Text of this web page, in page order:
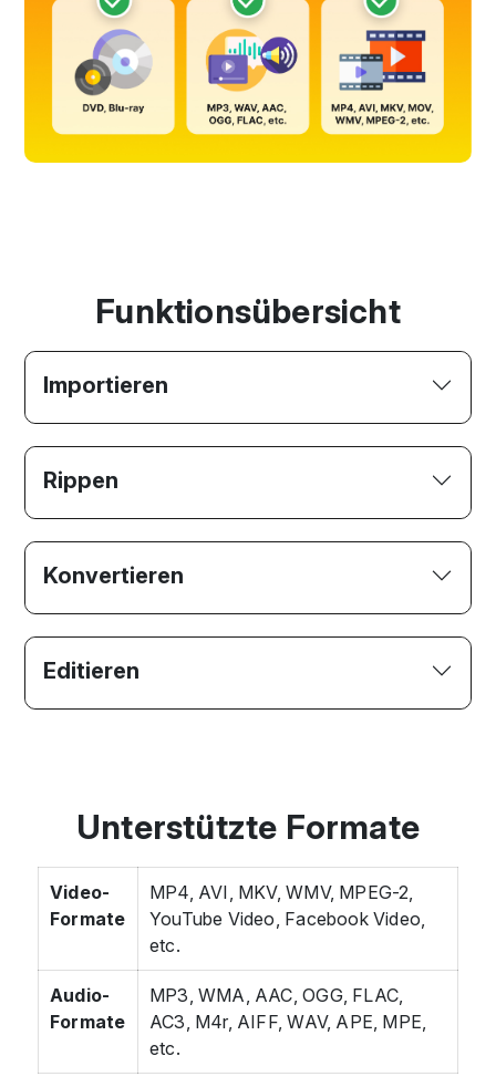
Funktionsübersicht
Importieren
Rippen
Konvertieren
Editieren
Unterstützte Formate
Video-
Formate
MP4, AVI, MKV, WMV, MPEG-2,
YouTube Video, Facebook Video,
etc.
Audio-
Formate
MP3, WMA, AAC, OGG, FLAC,
AC3, M4r, AIFF, WAV, APE, MPE,
etc.